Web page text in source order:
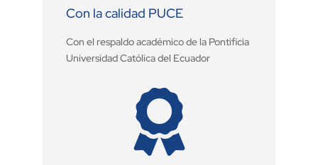
Con la calidad PUCE
Con el respaldo académico de la Pontificia
Universidad Católica del Ecuador
